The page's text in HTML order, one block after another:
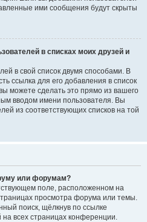
ими сообщения будут скрыты
в списках моих друзей и
в свой список двумя способами. В
ссылка для его добавления в список
можете сделать это прямо из вашего
вводом имени пользователя. Вы
из соответствующих списков на той
или форумам?
поле, расположенном на
просмотра форума или темы.
поиск, щёлкнув по ссылке
всех страницах конференции.